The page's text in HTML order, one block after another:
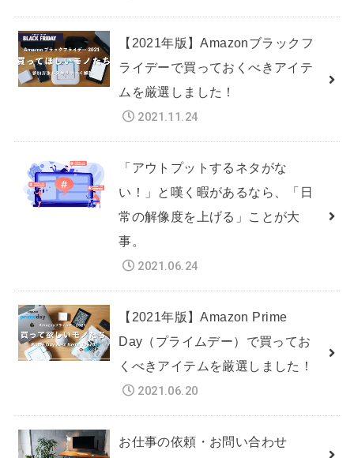
【2021年版】Amazonブラックフ
ライデーで買っておくべきアイテ
ムを厳選しました！
2021.11.24
「アウトプットするネタがな
い！」と嘆く暇があるなら、「日
常の解像度を上げる」ことが大
事。
2021.06.24
【2021年版】Amazon Prime
Day（プライムデー）で買ってお
くべきアイテムを厳選しました！
2021.06.20
お仕事の依頼・お問い合わせ